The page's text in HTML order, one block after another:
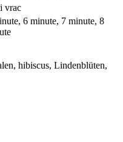
vrac
6 minute, 7 minute, 8
hibiscus, Lindenblüten,